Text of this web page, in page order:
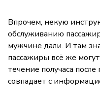
Впрочем, некую
обслуживанию
мужчине дали. И там
пассажиры всё же
течение получаса
совпадает с